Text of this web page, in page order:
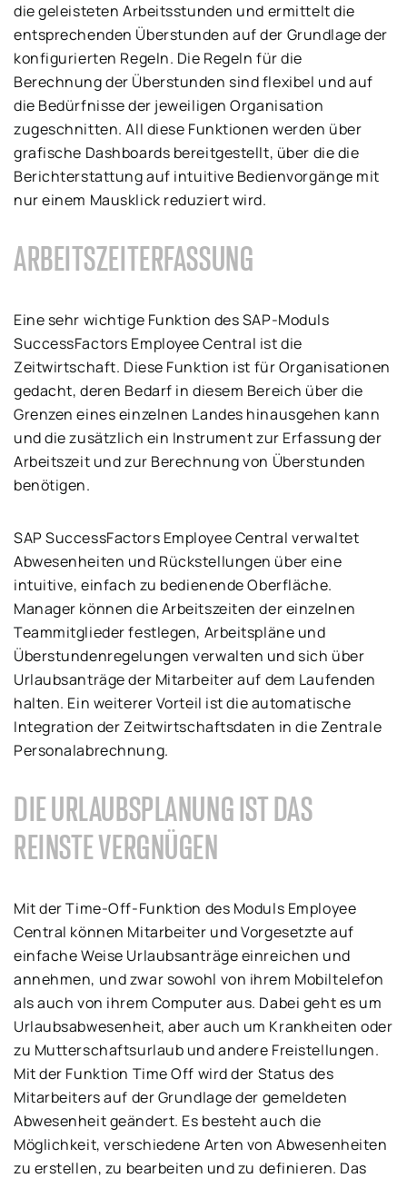
die geleisteten Arbeitsstunden und ermittelt die
entsprechenden Überstunden auf der Grundlage der
konfigurierten Regeln. Die Regeln für die
Berechnung der Überstunden sind flexibel und auf
die Bedürfnisse der jeweiligen Organisation
zugeschnitten. All diese Funktionen werden über
grafische Dashboards bereitgestellt, über die die
Berichterstattung auf intuitive Bedienvorgänge mit
nur einem Mausklick reduziert wird.
ARBEITSZEITERFASSUNG
Eine sehr wichtige Funktion des SAP-Moduls
SuccessFactors Employee Central ist die
Zeitwirtschaft. Diese Funktion ist für Organisationen
gedacht, deren Bedarf in diesem Bereich über die
Grenzen eines einzelnen Landes hinausgehen kann
und die zusätzlich ein Instrument zur Erfassung der
Arbeitszeit und zur Berechnung von Überstunden
benötigen.
SAP SuccessFactors Employee Central verwaltet
Abwesenheiten und Rückstellungen über eine
intuitive, einfach zu bedienende Oberfläche.
Manager können die Arbeitszeiten der einzelnen
Teammitglieder festlegen, Arbeitspläne und
Überstundenregelungen verwalten und sich über
Urlaubsanträge der Mitarbeiter auf dem Laufenden
halten. Ein weiterer Vorteil ist die automatische
Integration der Zeitwirtschaftsdaten in die Zentrale
Personalabrechnung.
DIE URLAUBSPLANUNG IST DAS
REINSTE VERGNÜGEN
Mit der Time-Off-Funktion des Moduls Employee
Central können Mitarbeiter und Vorgesetzte auf
einfache Weise Urlaubsanträge einreichen und
annehmen, und zwar sowohl von ihrem Mobiltelefon
als auch von ihrem Computer aus. Dabei geht es um
Urlaubsabwesenheit, aber auch um Krankheiten oder
zu Mutterschaftsurlaub und andere Freistellungen.
Mit der Funktion Time Off wird der Status des
Mitarbeiters auf der Grundlage der gemeldeten
Abwesenheit geändert. Es besteht auch die
Möglichkeit, verschiedene Arten von Abwesenheiten
zu erstellen, zu bearbeiten und zu definieren. Das